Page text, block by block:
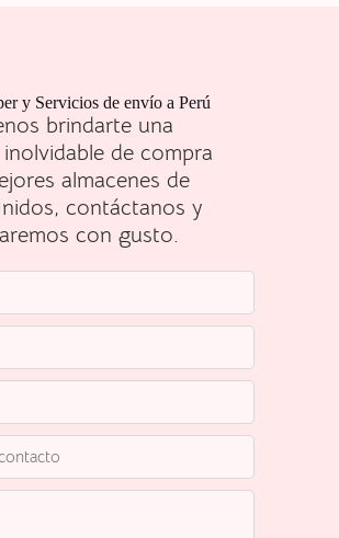
y Servicios de envío a Perú
brindarte una
de compra
almacenes de
contáctanos y
con gusto.